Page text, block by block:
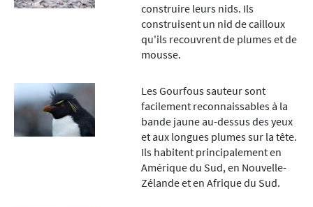
construire leurs nids. Ils
construisent un nid de cailloux
qu'ils recouvrent de plumes et de
mousse.
Les Gourfous sauteur sont
facilement reconnaissables à la
bande jaune au-dessus des yeux
et aux longues plumes sur la tête.
Ils habitent principalement en
Amérique du Sud, en Nouvelle-
Zélande et en Afrique du Sud.